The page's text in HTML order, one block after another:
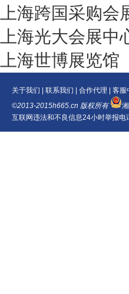
上海跨国采购会
上海光大会展中
上海世博展览馆
关于我们 联系我们 合作代理 客服
©2013-2015h665.cn 版权所有
互联网违法和不良信息24小时举报